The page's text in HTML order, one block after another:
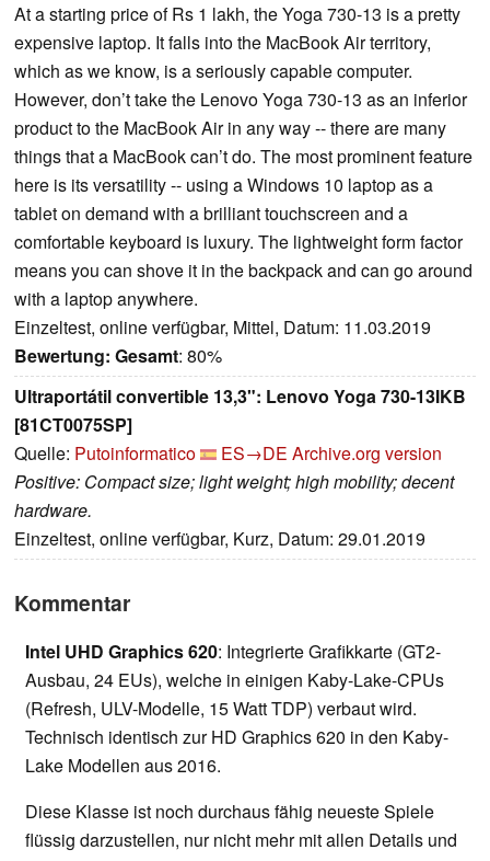
At a starting price of Rs 1 lakh, the Yoga 730-13 is a pretty
expensive laptop. It falls into the MacBook Air territory,
which as we know, is a seriously capable computer.
However, don’t take the Lenovo Yoga 730-13 as an inferior
product to the MacBook Air in any way -- there are many
things that a MacBook can’t do. The most prominent feature
here is its versatility -- using a Windows 10 laptop as a
tablet on demand with a brilliant touchscreen and a
comfortable keyboard is luxury. The lightweight form factor
means you can shove it in the backpack and can go around
with a laptop anywhere.
Einzeltest, online verfügbar, Mittel, Datum: 11.03.2019
Bewertung: Gesamt: 80%
Ultraportátil convertible 13,3": Lenovo Yoga 730-13IKB
[81CT0075SP]
Quelle: Putoinformatico ES→DE Archive.org version
Positive: Compact size; light weight; high mobility; decent
hardware.
Einzeltest, online verfügbar, Kurz, Datum: 29.01.2019
Kommentar
Intel UHD Graphics 620: Integrierte Grafikkarte (GT2-
Ausbau, 24 EUs), welche in einigen Kaby-Lake-CPUs
(Refresh, ULV-Modelle, 15 Watt TDP) verbaut wird.
Technisch identisch zur HD Graphics 620 in den Kaby-
Lake Modellen aus 2016.
Diese Klasse ist noch durchaus fähig neueste Spiele
flüssig darzustellen, nur nicht mehr mit allen Details und